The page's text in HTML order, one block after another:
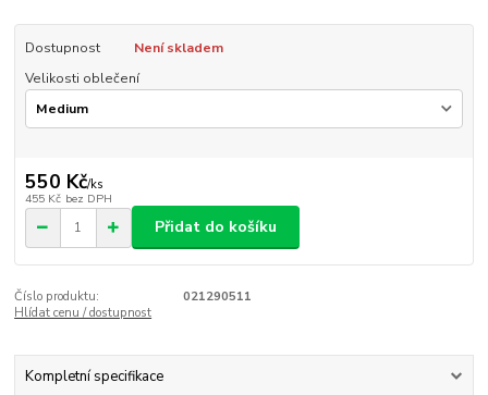
Dostupnost
Není skladem
Velikosti oblečení
550 Kč/ks
455 Kč bez DPH
Přidat do košíku
Číslo produktu:
021290511
Hlídat cenu / dostupnost
Kompletní specifikace